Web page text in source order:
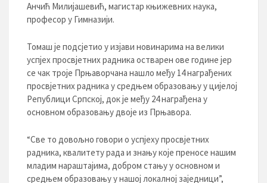
Анчић Милијашевић, магистар књижевних наука,
професор у Гимназији.
Томаш је подсјетио у изјави новинарима на велики
успјех просвјетних радника остварен ове године јер
се чак троје Прњаворчана нашло међу 14 награђених
просвјетних радника у средњем образовању у цијелој
Републици Српској, док је међу 24 награђена у
основном образовању двоје из Прњавора.
“Све то довољно говори о успјеху просвјетних
радника, квалитету рада и знању које преносе нашим
младим нараштајима, добром стању у основном и
средњем образовању у нашој локалној заједници”,